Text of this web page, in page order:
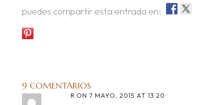
puedes compartir esta entrada en:
9 COMENTARIOS
R ON 7 MAYO, 2015 AT 13:20